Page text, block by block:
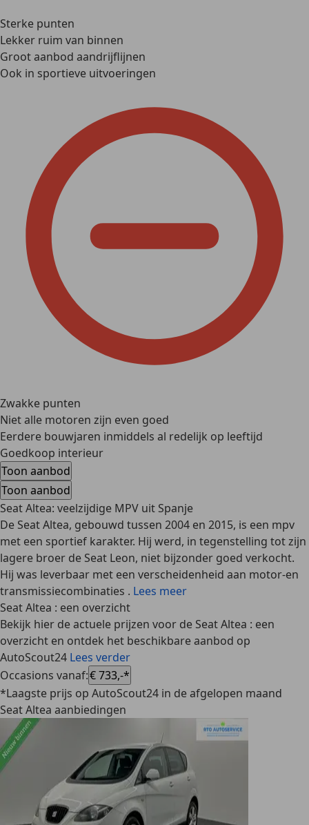
Sterke punten
Lekker ruim van binnen
Groot aanbod aandrijflijnen
Ook in sportieve uitvoeringen
Zwakke punten
Niet alle motoren zijn even goed
Eerdere bouwjaren inmiddels al redelijk op leeftijd
Goedkoop interieur
Toon aanbod
Toon aanbod
Seat Altea: veelzijdige MPV uit Spanje
De Seat Altea, gebouwd tussen 2004 en 2015, is een mpv
met een sportief karakter. Hij werd, in tegenstelling tot zijn
lagere broer de Seat Leon, niet bijzonder goed verkocht.
Hij was leverbaar met een verscheidenheid aan motor-en
transmissiecombinaties . Lees meer
Seat Altea : een overzicht
Bekijk hier de actuele prijzen voor de Seat Altea : een
overzicht en ontdek het beschikbare aanbod op
AutoScout24 Lees verder
Occasions vanaf:€ 733,-*
*Laagste prijs op AutoScout24 in de afgelopen maand
Seat Altea aanbiedingen